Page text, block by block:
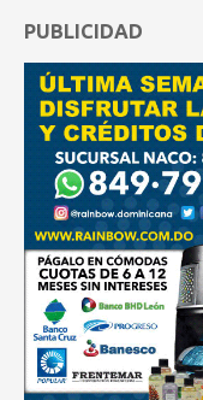
PUBLICIDAD